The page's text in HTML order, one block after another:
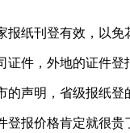
纸刊登有效，以
件，外地的证件登
声明，省级报纸登
报价格肯定就很贵